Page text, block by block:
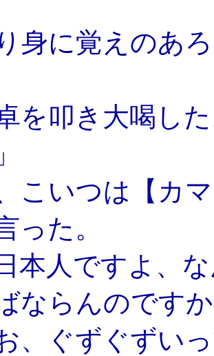
身に覚えのあ
を叩き大喝し
こいつは【カ
った。
本人ですよ、
ならんのです
、ぐずぐずい